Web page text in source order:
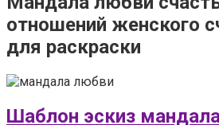
отношений женского
для раскраски
Шаблон эскиз